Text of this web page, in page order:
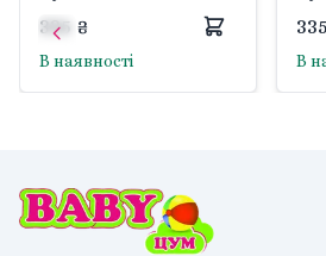
блакитний PO-071-108
TEGA BABY
335 ₴
В наявності В